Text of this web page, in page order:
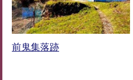
前鬼集落跡